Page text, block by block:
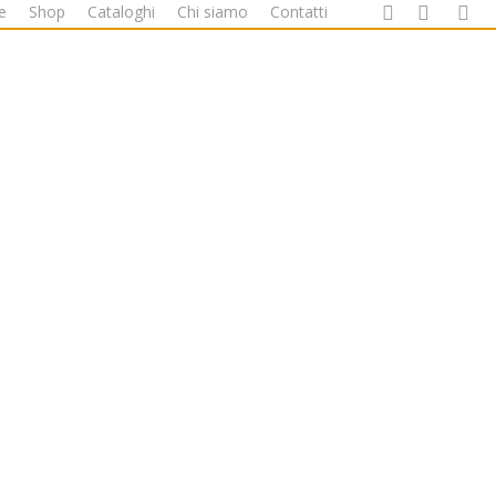
Shop Cataloghi Chi siamo Contatti facebookgoogle-
plus